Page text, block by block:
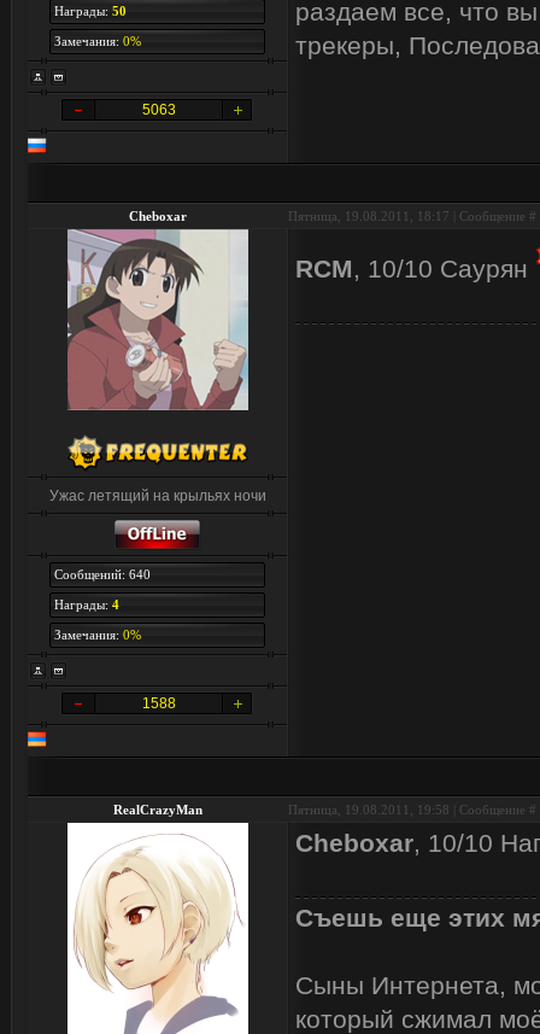
Награды: 50
Замечания: 0%
5063
раздаем все, что
трекеры,
Cheboxar Пятница, 19.08.2011, 18:17 | Сообщение #
Ужас летящий на крыльях ночи
Сообщений: 640
Награды: 4
Замечания: 0%
1588
RCM, 10/10 Саурян
RealCrazyMan Пятница, 19.08.2011, 19:58 | Сообщение #
Cheboxar, 10/10
Съешь еще этих
Сыны Интернета,
который сжимал